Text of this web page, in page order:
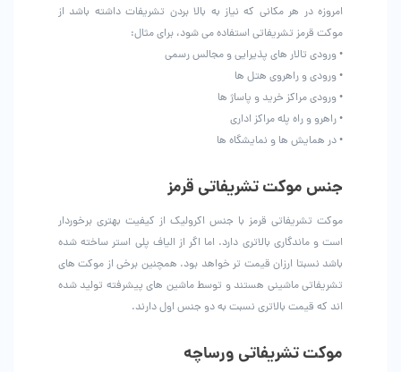
امروزه در هر مکانی که نیاز به بالا بردن تشریفات داشته باشد از
موکت قرمز تشریفاتی استفاده می شود، برای مثال:
• ورودی تالار های پذیرایی و مجالس رسمی
• ورودی و راهروی هتل ها
• ورودی مراکز خرید و پاساژ ها
• راهرو و راه پله مراکز اداری
• در همایش ها و نمایشگاه ها
جنس موکت تشریفاتی قرمز
موکت تشریفاتی قرمز با جنس اکرولیک از کیفیت بهتری برخوردار
است و ماندگاری بالاتری دارد. اما اگر از الیاف پلی استر ساخته شده
باشد نسبتا ارزان قیمت تر خواهد بود. همچنین برخی از موکت های
تشریفاتی ماشینی هستند و توسط ماشین های پیشرفته تولید شده
اند که قیمت بالاتری نسبت به دو جنس اول دارند.
موکت تشریفاتی ورساچه